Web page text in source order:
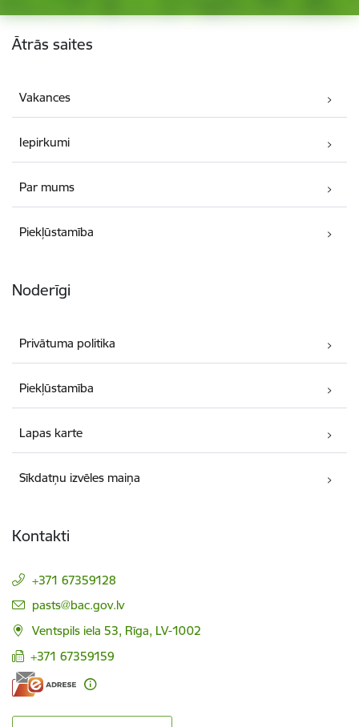
Kājene
Ātrās saites
Vakances
Iepirkumi
Par mums
Piekļūstamība
Noderīgi
Privātuma politika
Piekļūstamība
Lapas karte
Sīkdatņu izvēles maiņa
Kontakti
+371 67359128
E-pasts:
pasts@bac.gov.lv
Ventspils iela 53, Rīga, LV-1002
+371 67359159